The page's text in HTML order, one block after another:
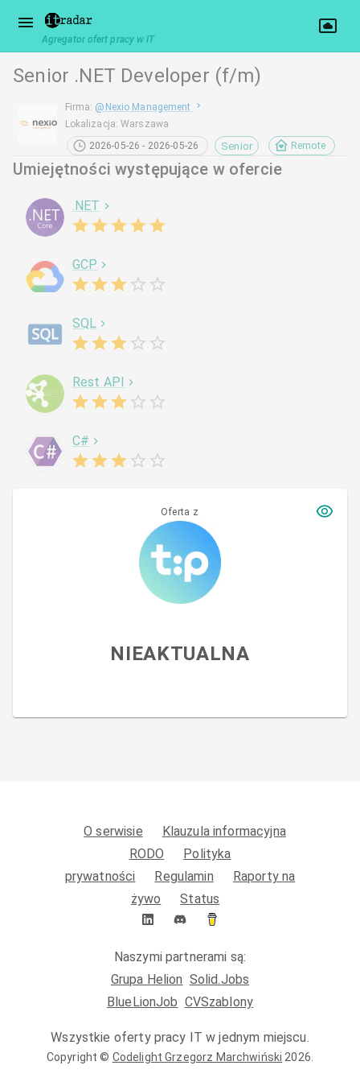
Agregator ofert pracy w IT
Senior .NET Developer (f/m)
Firma: @ Nexio Management
Lokalizacja:Warszawa
2026-05-26 - 2026-05-26
Senior Remote
Umiejętności występujące w ofercie
.NET
GCP
SQL
Rest API
C#
Oferta z
NIEAKTUALNA
O serwisie
Klauzula informacyjna
RODO
Polityka
prywatności
Regulamin
Raporty na
żywo
Status
Naszymi partnerami są:
Grupa Helion Solid.Jobs
BlueLionJob CVSzablony
Wszystkie oferty pracy IT w jednym miejscu.
Copyright © Codelight Grzegorz Marchwiński 2026